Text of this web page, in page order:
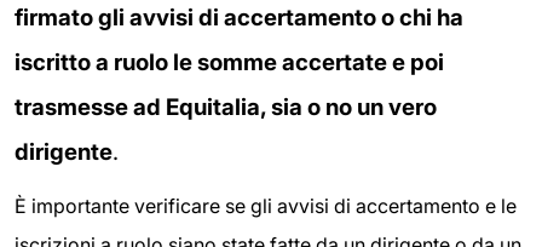
firmato gli avvisi di accertamento o chi ha
iscritto a ruolo le somme accertate e poi
trasmesse ad Equitalia, sia o no un vero
dirigente.
È importante verificare se gli avvisi di accertamento e le